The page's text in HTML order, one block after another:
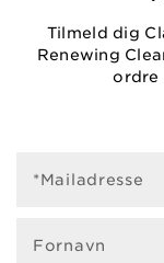
Tilmeld dig
Renewing
ordre
*Mailadresse
Fornavn